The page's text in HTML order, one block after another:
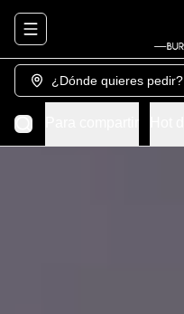
Abrir menu de navegación
¿Dónde quieres pedir?
Grill